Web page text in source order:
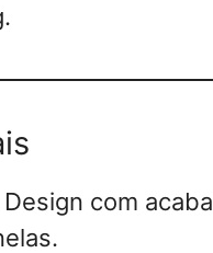
Design com